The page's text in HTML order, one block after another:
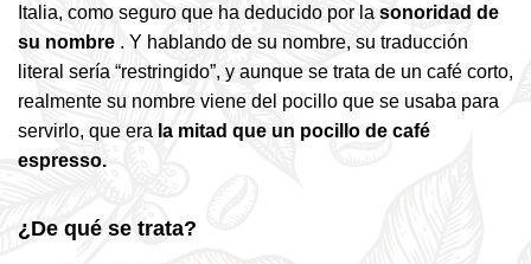
Italia, como seguro que ha deducido por la sonoridad de
su nombre . Y hablando de su nombre, su traducción
literal sería “restringido”, y aunque se trata de un café corto,
realmente su nombre viene del pocillo que se usaba para
servirlo, que era la mitad que un pocillo de café
espresso.
¿De qué se trata?